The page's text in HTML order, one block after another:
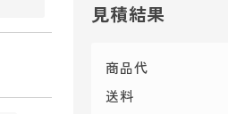
見積結果
商品代
送料